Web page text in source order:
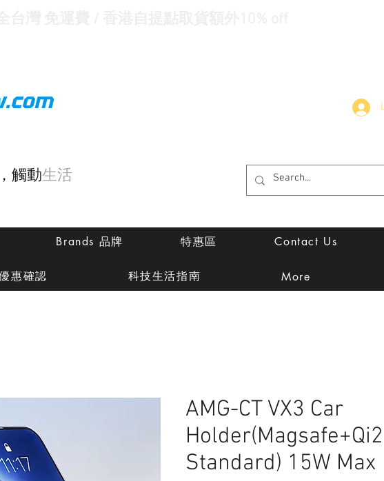
，觸動生活
Brands 品牌 特惠區 Contact Us
惠確認 科技生活指南 More
AMG-CT VX3 Car
Holder(Magsafe+Qi2
Standard) 15W Max